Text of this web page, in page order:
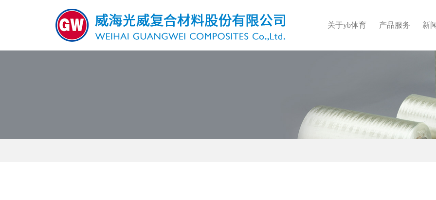
关于yb体育 产品服务 新